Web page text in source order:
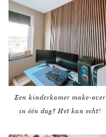
Een kinderkamer make-over
in één dag? Het kan echt!